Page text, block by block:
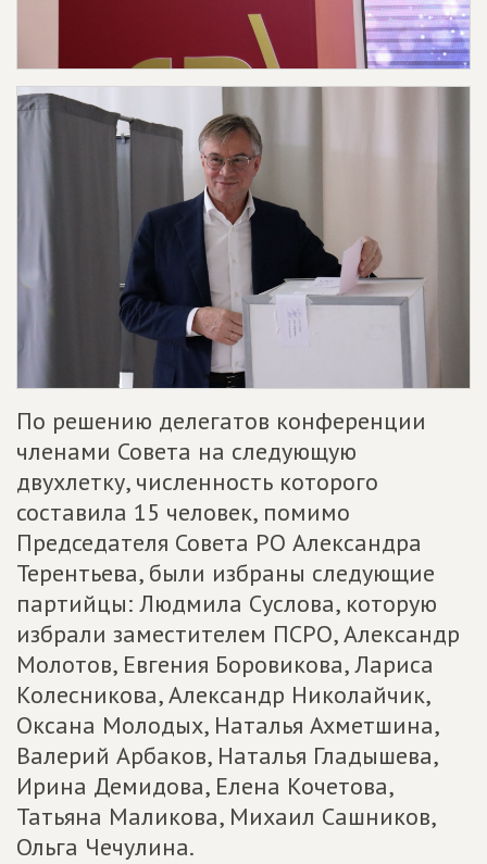
По решению делегатов конференции
членами Совета на следующую
двухлетку, численность которого
составила 15 человек, помимо
Председателя Совета РО Александра
Терентьева, были избраны следующие
партийцы: Людмила Суслова, которую
избрали заместителем ПСРО, Александр
Молотов, Евгения Боровикова, Лариса
Колесникова, Александр Николайчик,
Оксана Молодых, Наталья Ахметшина,
Валерий Арбаков, Наталья Гладышева,
Ирина Демидова, Елена Кочетова,
Татьяна Маликова, Михаил Сашников,
Ольга Чечулина.